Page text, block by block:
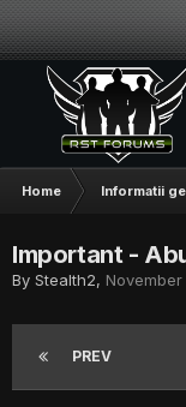
Home Informatii
Important -
By Stealth2, November
PREV